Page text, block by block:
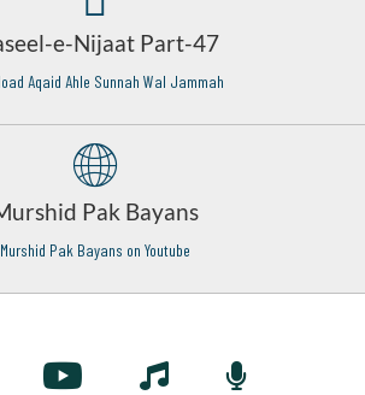
e-Nijaat Part-47
Aqaid Ahle Sunnah Wal Jammah
Pak Bayans
Murshid Pak Bayans on Youtube